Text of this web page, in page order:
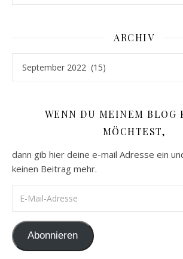
ARCHIV
WENN DU MEINEM BLOG
MÖCHTEST,
dann gib hier deine e-mail Adresse ein
keinen Beitrag mehr.
Abonnieren